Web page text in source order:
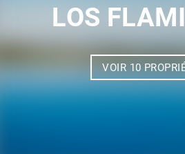
LOS
VOIR 10